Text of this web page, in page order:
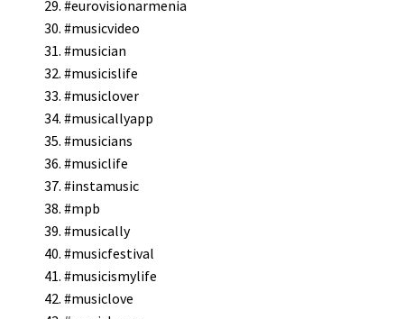
#eurovisionarmenia
#musicvideo
#musician
#musicislife
#musiclover
#musicallyapp
#musicians
#musiclife
#instamusic
#mpb
#musically
#musicfestival
#musicismylife
#musiclove